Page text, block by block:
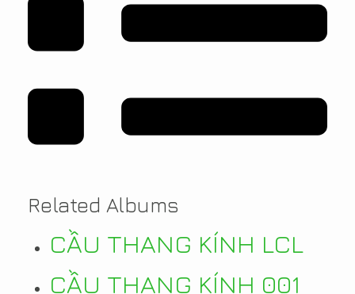
Related Albums
CẦU THANG KÍNH LCL
CẦU THANG KÍNH 001